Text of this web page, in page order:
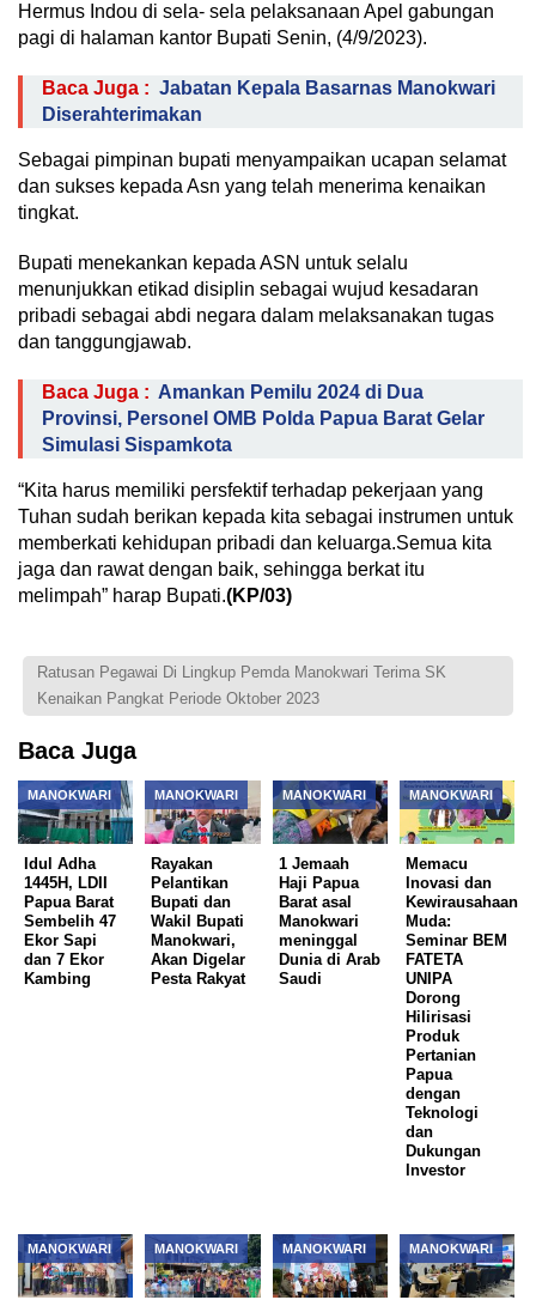
Hermus Indou di sela- sela pelaksanaan Apel gabungan
pagi di halaman kantor Bupati Senin, (4/9/2023).
Baca Juga : Jabatan Kepala Basarnas Manokwari
Diserahterimakan
Sebagai pimpinan bupati menyampaikan ucapan selamat
dan sukses kepada Asn yang telah menerima kenaikan
tingkat.
Bupati menekankan kepada ASN untuk selalu
menunjukkan etikad disiplin sebagai wujud kesadaran
pribadi sebagai abdi negara dalam melaksanakan tugas
dan tanggungjawab.
Baca Juga : Amankan Pemilu 2024 di Dua
Provinsi, Personel OMB Polda Papua Barat Gelar
Simulasi Sispamkota
“Kita harus memiliki persfektif terhadap pekerjaan yang
Tuhan sudah berikan kepada kita sebagai instrumen untuk
memberkati kehidupan pribadi dan keluarga.Semua kita
jaga dan rawat dengan baik, sehingga berkat itu
melimpah” harap Bupati.(KP/03)
Ratusan Pegawai Di Lingkup Pemda Manokwari Terima SK
Kenaikan Pangkat Periode Oktober 2023
Baca Juga
MANOKWARI
Idul Adha
1445H, LDII
Papua Barat
Sembelih 47
Ekor Sapi
dan 7 Ekor
Kambing
MANOKWARI
Rayakan
Pelantikan
Bupati dan
Wakil Bupati
Manokwari,
Akan Digelar
Pesta Rakyat
MANOKWARI
1 Jemaah
Haji Papua
Barat asal
Manokwari
meninggal
Dunia di Arab
Saudi
MANOKWARI
Memacu
Inovasi dan
Kewirausahaan
Muda:
Seminar BEM
FATETA
UNIPA
Dorong
Hilirisasi
Produk
Pertanian
Papua
dengan
Teknologi
dan
Dukungan
Investor
MANOKWARI MANOKWARI MANOKWARI MANOKWARI